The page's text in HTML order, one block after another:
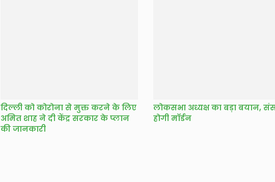
दिल्ली को कोरोना से मुक्त करने के लिए
अमित शाह ने दी केंद्र सरकार के प्लान
की जानकारी
लोकसभा अध्यक्ष का बड़ा बयान,
होगी माॅर्डन